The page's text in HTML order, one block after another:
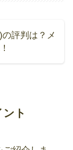
評判は？メ
ト